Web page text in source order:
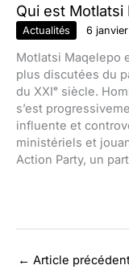
Qui est Motlatsi
Actualités 6
Motlatsi Maqelepo
plus discutées du
du XXIᵉ siècle.
s’est
influente et
ministériels et
Action Party, un
← Article